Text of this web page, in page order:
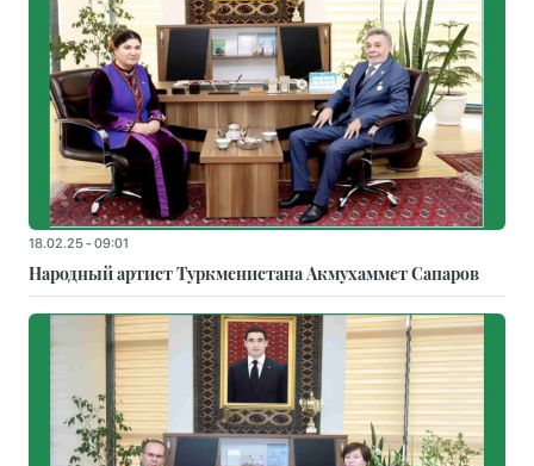
18.02.25 - 09:01
Народный артист Туркменистана Акмухаммет Сапаров